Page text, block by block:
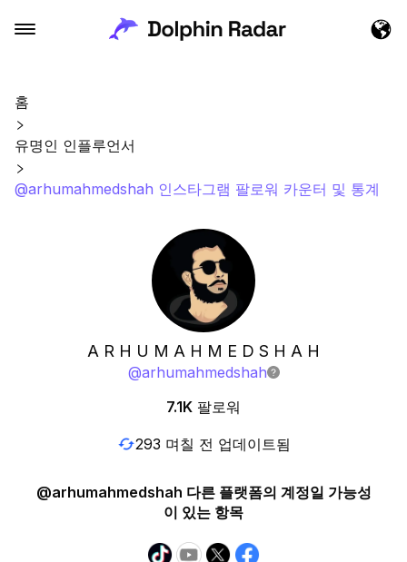
홈
유명인 인플루언서
@arhumahmedshah 인스타그램 팔로워 카운터 및 통계
A R H U M A H M E D S H A H
@arhumahmedshah
7.1K 팔로워
293 며칠 전 업데이트됨
@arhumahmedshah 다른 플랫폼의 계정일 가능성
이 있는 항목